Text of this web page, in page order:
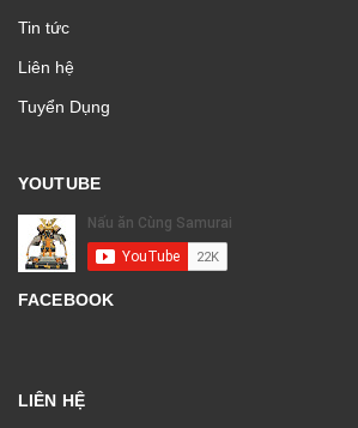
Tin tức
Liên hệ
Tuyển Dụng
YOUTUBE
FACEBOOK
LIÊN HỆ